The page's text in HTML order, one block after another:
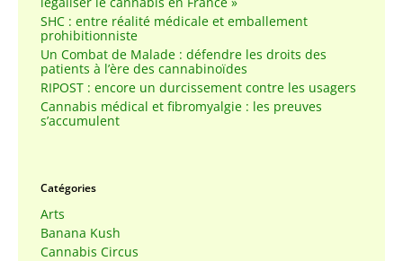
SHC : entre réalité médicale et emballement
prohibitionniste
Un Combat de Malade : défendre les droits des
patients à l’ère des cannabinoïdes
RIPOST : encore un durcissement contre les usagers
Cannabis médical et fibromyalgie : les preuves
s’accumulent
Catégories
Arts
Banana Kush
Cannabis Circus